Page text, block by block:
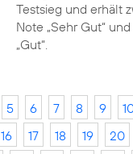
Testsieg und erhält
Note „Sehr Gut“
„Gut“.
5 6 7 8 9
16 17 18 19 20